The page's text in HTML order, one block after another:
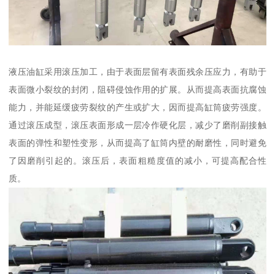
液压油缸采用滚压加工，由于表面层留有表面残余压应力，有助于
表面微小裂纹的封闭，阻碍侵蚀作用的扩展。从而提高表面抗腐蚀
能力，并能延缓疲劳裂纹的产生或扩大，因而提高缸筒疲劳强度。
通过滚压成型，滚压表面形成一层冷作硬化层，减少了磨削副接触
表面的弹性和塑性变形，从而提高了缸筒内壁的耐磨性，同时避免
了因磨削引起的。滚压后，表面粗糙度值的减小，可提高配合性
质。